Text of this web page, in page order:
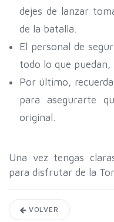
dejes de lanzar
de la batalla.
El personal de
todo lo que puedan,
Por último,
para asegurarte
original.
Una vez tengas
para disfrutar de la
VOLVER